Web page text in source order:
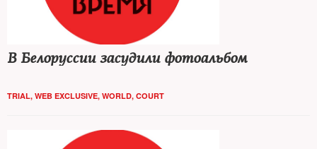
В Белоруссии засудили фотоальбом
TRIAL, WEB EXCLUSIVE, WORLD, COURT